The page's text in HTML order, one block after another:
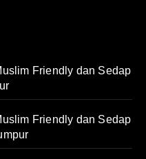
Friendly dan Sedap
Friendly dan Sedap